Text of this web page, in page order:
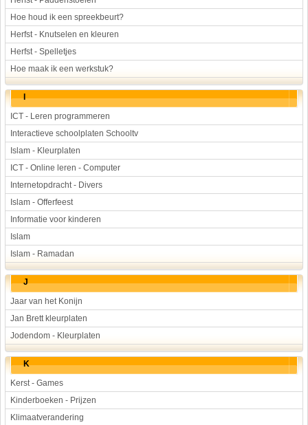
Hoe houd ik een spreekbeurt?
Herfst - Knutselen en kleuren
Herfst - Spelletjes
Hoe maak ik een werkstuk?
I
ICT - Leren programmeren
Interactieve schoolplaten Schooltv
Islam - Kleurplaten
ICT - Online leren - Computer
Internetopdracht - Divers
Islam - Offerfeest
Informatie voor kinderen
Islam
Islam - Ramadan
J
Jaar van het Konijn
Jan Brett kleurplaten
Jodendom - Kleurplaten
K
Kerst - Games
Kinderboeken - Prijzen
Klimaatverandering